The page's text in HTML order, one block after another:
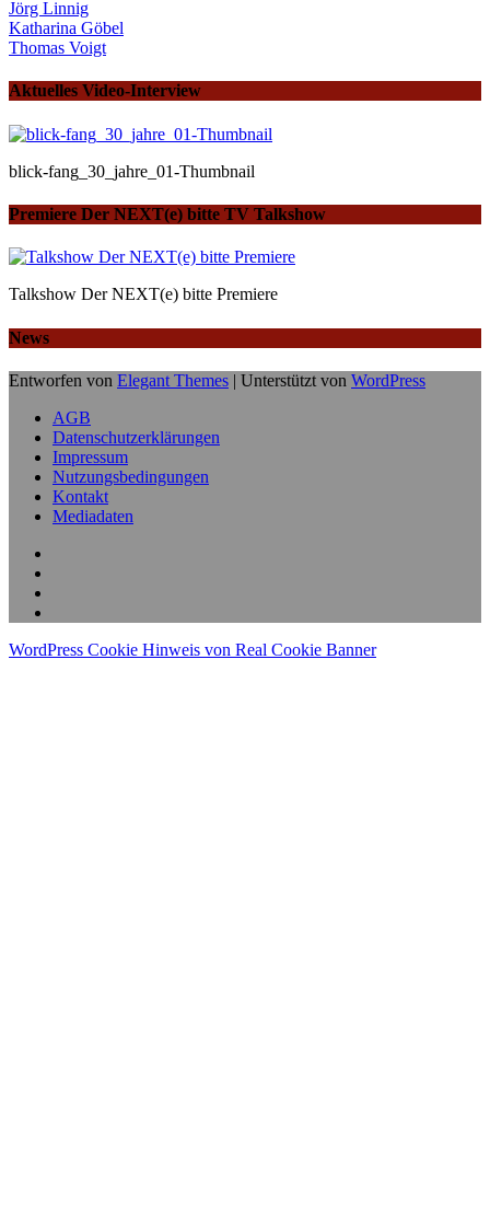
Jörg Linnig
Katharina Göbel
Thomas Voigt
Aktuelles Video-Interview
blick-fang_30_jahre_01-Thumbnail
Premiere Der NEXT(e) bitte TV Talkshow
Talkshow Der NEXT(e) bitte Premiere
News
Entworfen von Elegant Themes | Unterstützt von WordPress
AGB
Datenschutzerklärungen
Impressum
Nutzungsbedingungen
Kontakt
Mediadaten
WordPress Cookie Hinweis von Real Cookie Banner